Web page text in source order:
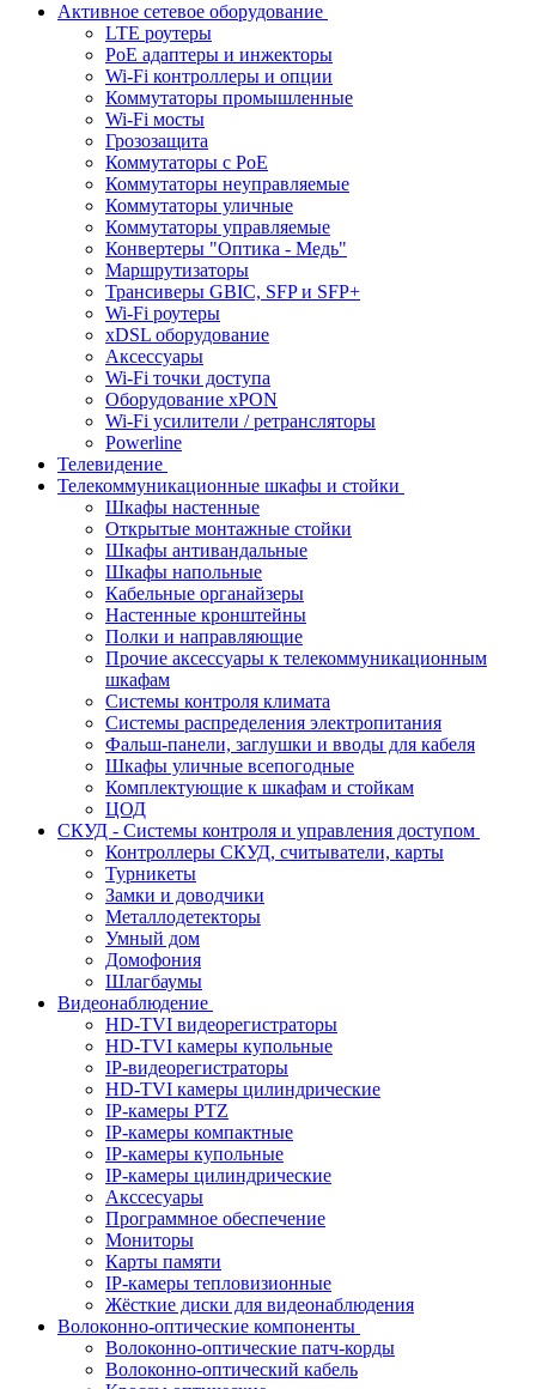
Активное сетевое оборудование
LTE роутеры
PoE адаптеры и инжекторы
Wi-Fi контроллеры и опции
Коммутаторы промышленные
Wi-Fi мосты
Грозозащита
Коммутаторы c PoE
Коммутаторы неуправляемые
Коммутаторы уличные
Коммутаторы управляемые
Конвертеры "Оптика - Медь"
Маршрутизаторы
Трансиверы GBIC, SFP и SFP+
Wi-Fi роутеры
xDSL оборудование
Аксессуары
Wi-Fi точки доступа
Оборудование хPON
Wi-Fi усилители / ретрансляторы
Powerline
Телевидение
Телекоммуникационные шкафы и стойки
Шкафы настенные
Открытые монтажные стойки
Шкафы антивандальные
Шкафы напольные
Кабельные органайзеры
Настенные кронштейны
Полки и направляющие
Прочие аксессуары к телекоммуникационным
шкафам
Системы контроля климата
Системы распределения электропитания
Фальш-панели, заглушки и вводы для кабеля
Шкафы уличные всепогодные
Комплектующие к шкафам и стойкам
ЦОД
СКУД - Системы контроля и управления доступом
Контроллеры СКУД, считыватели, карты
Турникеты
Замки и доводчики
Металлодетекторы
Умный дом
Домофония
Шлагбаумы
Видеонаблюдение
HD-TVI видеорегистраторы
HD-TVI камеры купольные
IP-видеорегистраторы
HD-TVI камеры цилиндрические
IP-камеры PTZ
IP-камеры компактные
IP-камеры купольные
IP-камеры цилиндрические
Акссесуары
Программное обеспечение
Мониторы
Карты памяти
IP-камеры тепловизионные
Жёсткие диски для видеонаблюдения
Волоконно-оптические компоненты
Волоконно-оптические патч-корды
Волоконно-оптический кабель